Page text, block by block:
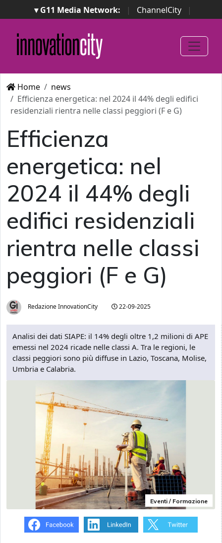
▾ G11 Media Network: | ChannelCity
|
ImpresaCity | SecurityOpenLab | Italian Channel
Awards
Italian Project Awards
Italian Security
Awards
Home
news
Efficienza energetica: nel 2024 il 44% degli edifici
residenziali rientra nelle classi peggiori (F e G)
Efficienza
energetica: nel
2024 il 44% degli
edifici residenziali
rientra nelle classi
peggiori (F e G)
Redazione InnovationCity 22-09-2025
Analisi dei dati SIAPE: il 14% degli oltre 1,2 milioni di APE
emessi nel 2024 ricade nelle classi A. Tra le regioni, le
classi peggiori sono più diffuse in Lazio, Toscana, Molise,
Umbria e Calabria.
Eventi / Formazione